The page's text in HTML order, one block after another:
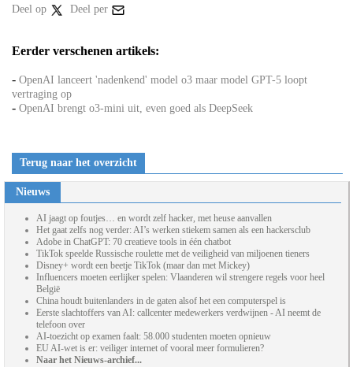
Deel op Deel per
Eerder verschenen artikels:
- OpenAI lanceert 'nadenkend' model o3 maar model GPT-5 loopt
vertraging op
- OpenAI brengt o3-mini uit, even goed als DeepSeek
Terug naar het overzicht
Nieuws
AI jaagt op foutjes… en wordt zelf hacker, met heuse aanvallen
Het gaat zelfs nog verder: AI’s werken stiekem samen als een hackersclub
Adobe in ChatGPT: 70 creatieve tools in één chatbot
TikTok speelde Russische roulette met de veiligheid van miljoenen tieners
Disney+ wordt een beetje TikTok (maar dan met Mickey)
Influencers moeten eerlijker spelen: Vlaanderen wil strengere regels voor heel
België
China houdt buitenlanders in de gaten alsof het een computerspel is
Eerste slachtoffers van AI: callcenter medewerkers verdwijnen - AI neemt de
telefoon over
AI-toezicht op examen faalt: 58.000 studenten moeten opnieuw
EU AI-wet is er: veiliger internet of vooral meer formulieren?
Naar het Nieuws-archief...